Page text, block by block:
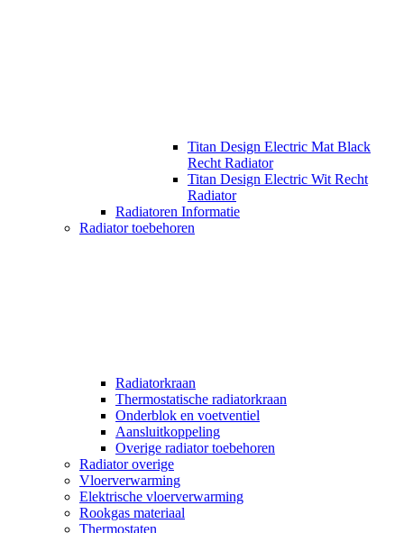
Titan Design Electric Mat Black
Recht Radiator
Titan Design Electric Wit Recht
Radiator
Radiatoren Informatie
Radiator toebehoren
Radiatorkraan
Thermostatische radiatorkraan
Onderblok en voetventiel
Aansluitkoppeling
Overige radiator toebehoren
Radiator overige
Vloerverwarming
Elektrische vloerverwarming
Rookgas materiaal
Thermostaten